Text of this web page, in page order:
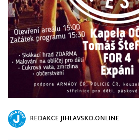
REDAKCE JIHLAVSKO.ONLINE